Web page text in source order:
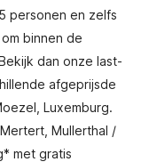
personen en zelfs
binnen de
dan onze last-
afgeprijsde
Luxemburg.
Mullerthal /
met gratis